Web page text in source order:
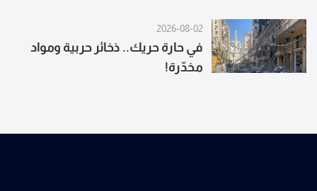
2026-08-02
في حارة حريك.. ذخائر حربية ومواد
مخدّرة!